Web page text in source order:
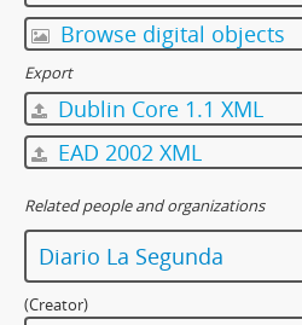
Browse digital objects
Export
Dublin Core 1.1 XML
EAD 2002 XML
Related people and organizations
Diario La Segunda
(Creator)